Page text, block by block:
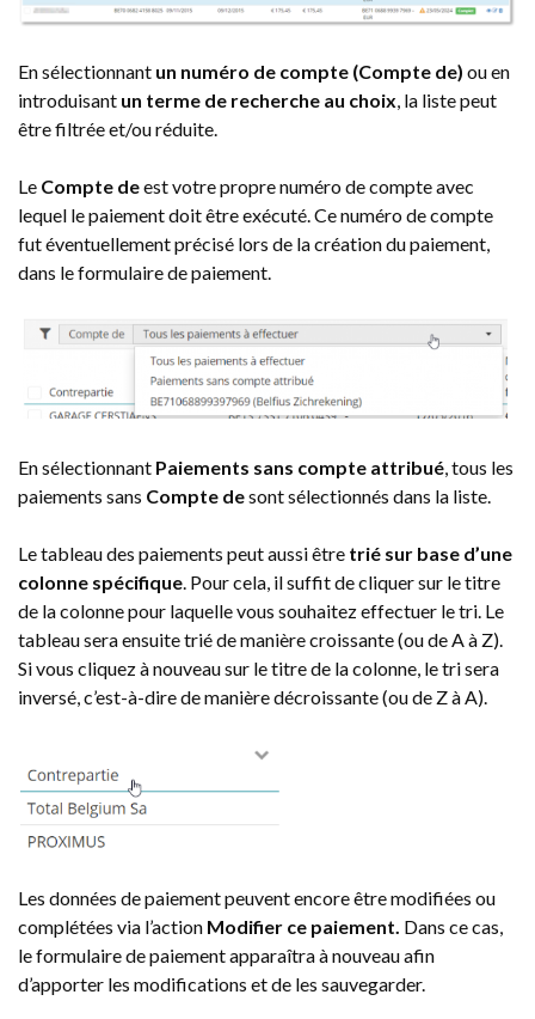
En sélectionnant un numéro de compte (Compte de) ou en
introduisant un terme de recherche au choix, la liste peut
être filtrée et/ou réduite.
Le Compte deest votre propre numéro de compte avec
lequel le paiement doit être exécuté. Ce numéro de compte
fut éventuellement précisé lors de la création du paiement,
dans le formulaire de paiement.
En sélectionnant Paiements sans compte attribué , tous les
paiements sans Compte desont sélectionnés dans la liste.
Le tableau des paiements peut aussi être trié sur base d’une
colonne spécifique . Pour cela, il suffit de cliquer sur le titre
de la colonne pour laquelle vous souhaitez effectuer le tri. Le
tableau sera ensuite trié de manière croissante (ou de A à Z).
Si vous cliquez à nouveau sur le titre de la colonne, le tri sera
inversé, c’est-à-dire de manière décroissante (ou de Z à A).
Les données de paiement peuvent encore être modifiées ou
complétées via l’action Modifier ce paiement. Dans ce cas,
le formulaire de paiement apparaîtra à nouveau afin
d’apporter les modifications et de les sauvegarder.